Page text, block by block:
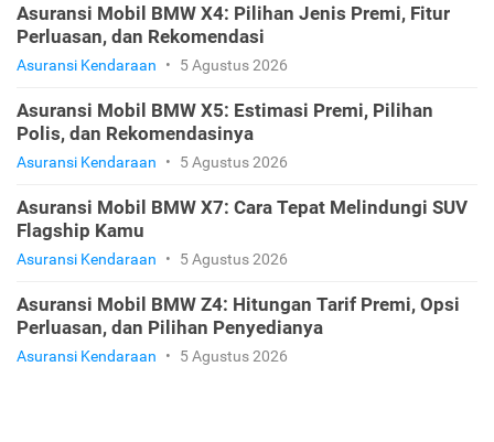
Asuransi Mobil BMW X4: Pilihan Jenis Premi, Fitur
Perluasan, dan Rekomendasi
Asuransi Kendaraan • 5 Agustus 2026
Asuransi Mobil BMW X5: Estimasi Premi, Pilihan
Polis, dan Rekomendasinya
Asuransi Kendaraan • 5 Agustus 2026
Asuransi Mobil BMW X7: Cara Tepat Melindungi SUV
Flagship Kamu
Asuransi Kendaraan • 5 Agustus 2026
Asuransi Mobil BMW Z4: Hitungan Tarif Premi, Opsi
Perluasan, dan Pilihan Penyedianya
Asuransi Kendaraan • 5 Agustus 2026